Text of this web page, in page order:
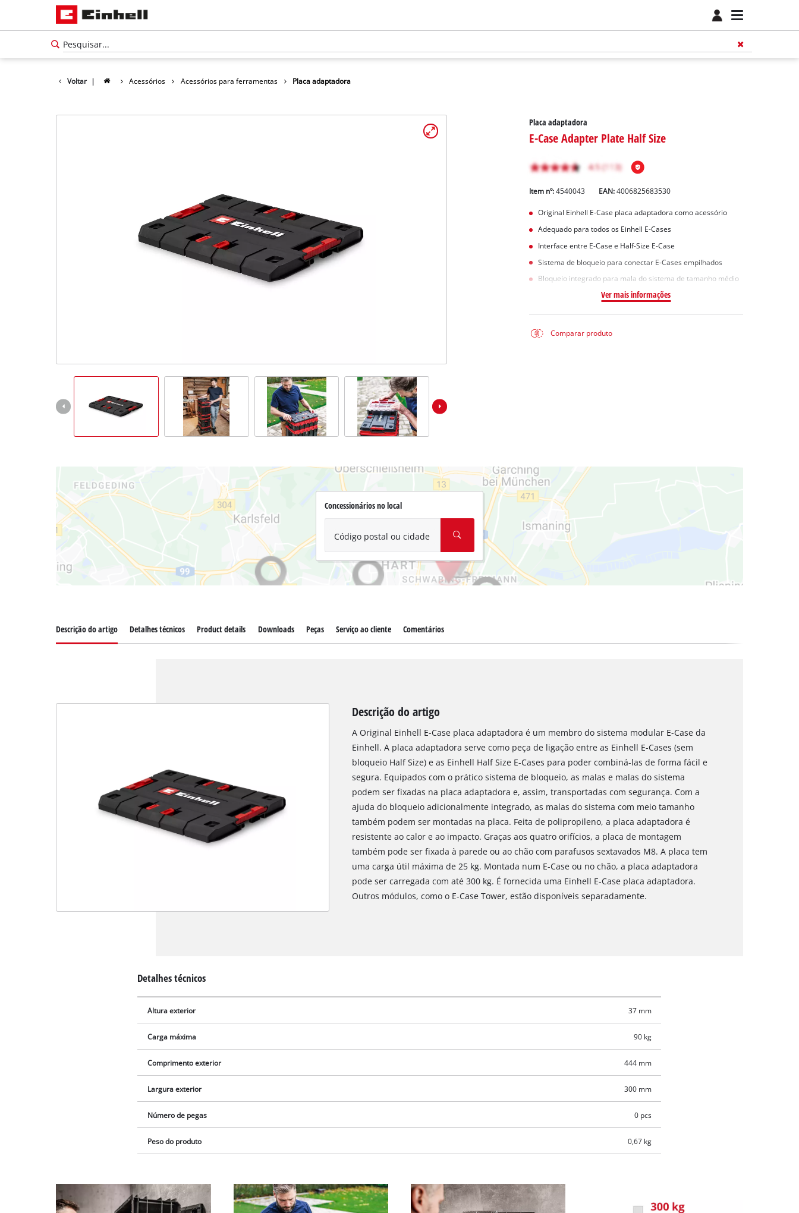
Voltar | Acessórios Acessórios para ferramentas Placa adaptadora
Placa adaptadora
E-Case Adapter Plate Half Size
Item nº: 4540043 EAN:4006825683530
Original Einhell E-Case placa adaptadora como acessório
Adequado para todos os Einhell E-Cases
Interface entre E-Case e Half-Size E-Case
Sistema de bloqueio para conectar E-Cases empilhados
Bloqueio integrado para mala do sistema de tamanho médio
Ver mais informações
Comparar produto
Concessionários no local
Código postal ou cidade
Descrição do artigo Detalhes técnicos Product details Downloads Peças Serviço ao cliente Comentários
Descrição do artigo
A Original Einhell E-Case placa adaptadora é um membro do sistema modular E-Case da
Einhell. A placa adaptadora serve como peça de ligação entre as Einhell E-Cases (sem
bloqueio Half Size) e as Einhell Half Size E-Cases para poder combiná-las de forma fácil e
segura. Equipados com o prático sistema de bloqueio, as malas e malas do sistema
podem ser fixadas na placa adaptadora e, assim, transportadas com segurança. Com a
ajuda do bloqueio adicionalmente integrado, as malas do sistema com meio tamanho
também podem ser montadas na placa. Feita de polipropileno, a placa adaptadora é
resistente ao calor e ao impacto. Graças aos quatro orifícios, a placa de montagem
também pode ser fixada à parede ou ao chão com parafusos sextavados M8. A placa tem
uma carga útil máxima de 25 kg. Montada num E-Case ou no chão, a placa adaptadora
pode ser carregada com até 300 kg. É fornecida uma Einhell E-Case placa adaptadora.
Outros módulos, como o E-Case Tower, estão disponíveis separadamente.
Detalhes técnicos
Altura exterior 37 mm
Carga máxima 90 kg
Comprimento exterior 444 mm
Largura exterior 300 mm
Número de pegas 0 pcs
Peso do produto 0,67 kg